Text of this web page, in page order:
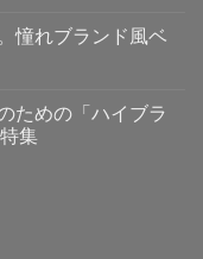
憧れブランド風ベ
ための「ハイブラ
集